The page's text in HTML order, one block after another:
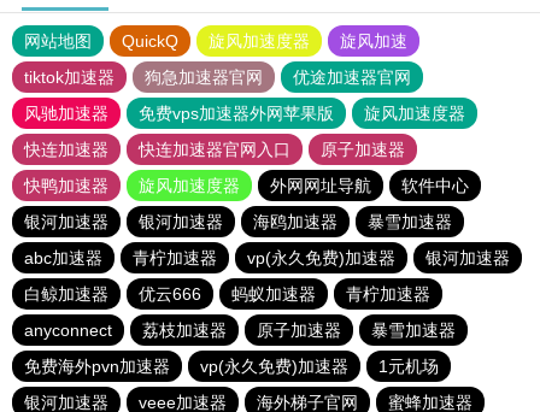
网站地图 QuickQ 旋风加速度器
旋风加速
tiktok加速器
狗急加速器官网
优途加速器官网
风驰加速器
免费vps加速器外网苹果版
旋风加速度器
快连加速器
快连加速器官网入口
原子加速器
快鸭加速器
旋风加速度器 外网网址导航
软件中心
银河加速器
银河加速器 海鸥加速器
暴雪加速器
abc加速器
青柠加速器 vp(永久免费)加速器
银河加速器
白鲸加速器
优云666 蚂蚁加速器
青柠加速器
anyconnect
荔枝加速器 原子加速器
暴雪加速器
免费海外pvn加速器
vp(永久免费)加速器
1元机场
银河加速器
veee加速器 海外梯子官网 蜜蜂加速器